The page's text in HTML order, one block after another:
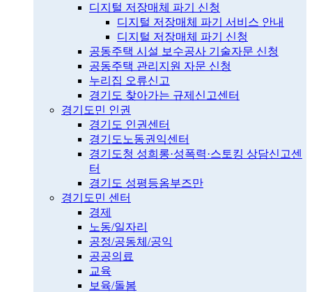
디지털 저장매체 파기 신청
디지털 저장매체 파기 서비스 안내
디지털 저장매체 파기 신청
공동주택 시설 보수공사 기술자문 신청
공동주택 관리지원 자문 신청
누리집 오류신고
경기도 찾아가는 규제신고센터
경기도민 인권
경기도 인권센터
경기도노동권익센터
경기도청 성희롱·성폭력·스토킹 상담신고센
터
경기도 성평등옴부즈만
경기도민 센터
경제
노동/일자리
공정/공동체/공익
공공의료
교육
보육/돌봄